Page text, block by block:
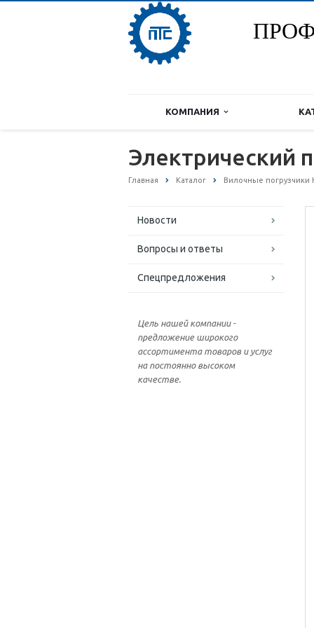
КОМПАНИЯ
Электрический
Главная Каталог Вилочные погрузчики
Новости
Вопросы и ответы
Спецпредложения
Цель нашей компании -
предложение широкого
ассортимента товаров и услуг
на постоянно высоком
качестве.